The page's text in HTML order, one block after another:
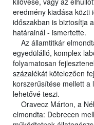
eredmény kiadása közti
időszakban is biztosítja
határainál - ismertette.
Az államtitkár
egyedülálló, komplex
folyamatosan
százalékát kötelezően
korszerűsítése mellett a
lehetővé teszi.
Oravecz Márton, a
elmondta: Debrecen